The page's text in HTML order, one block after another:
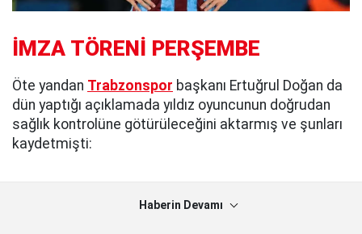
İMZA TÖRENİ PERŞEMBE
Öte yandan Trabzonspor başkanı Ertuğrul Doğan da
dün yaptığı açıklamada yıldız oyuncunun doğrudan
sağlık kontrolüne götürüleceğini aktarmış ve şunları
kaydetmişti:
Haberin Devamı